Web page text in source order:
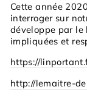
Cette année
interroger sur
développe par
impliquées et
https://
http://lemaitre-